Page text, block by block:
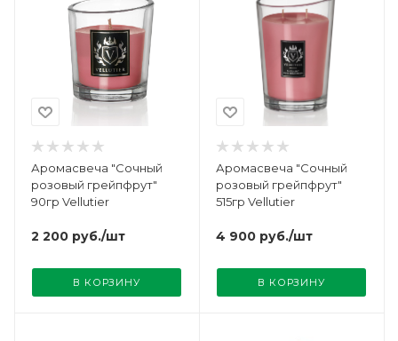
Аромасвеча "Сочный
розовый грейпфрут"
90гр Vellutier
2 200 руб./шт
В КОРЗИНУ
Аромасвеча "Сочный
розовый грейпфрут"
515гр Vellutier
4 900 руб./шт
В КОРЗИНУ